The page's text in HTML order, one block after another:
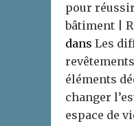
pour
bâtiment |
dans Les
éléments
changer
espace de